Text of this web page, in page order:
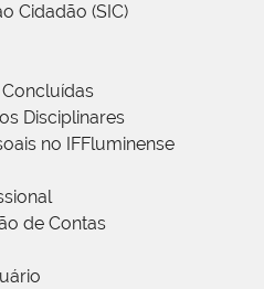
Cidadão (SIC)
Disciplinares
no IFFluminense
de Contas